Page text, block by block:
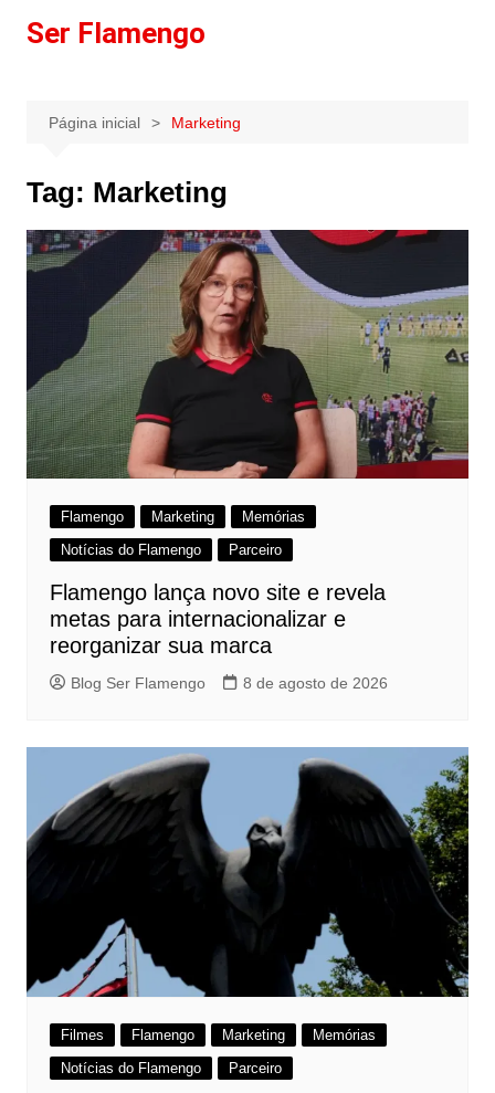
paraSer Flamengo
Página inicial Marketing
Tag: Marketing
Flamengo Marketing
Memórias
Notícias do Flamengo
Parceiro
Flamengo lança novo site e revela
metas para internacionalizar e
reorganizar sua marca
Blog Ser Flamengo 8 de agosto de 2026
Filmes Flamengo Marketing
Memórias
Notícias do Flamengo
Parceiro